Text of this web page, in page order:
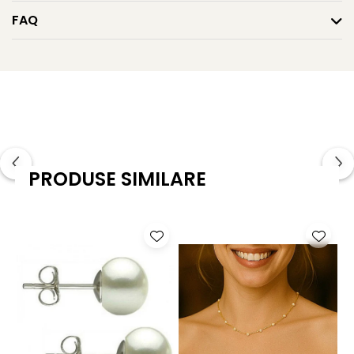
cu perlesunt întotdeauna o alegere inspirată.
Caracteristici tehnice
Formă: lacrimă (para)
Suprafață: netedă, cu mici urme naturale de formare
Montură: aur galben 14K (aur 585), tortiță fină
Lungime totală cercei: aprox. 26 mm
FAQ
PRODUSE SIMILARE